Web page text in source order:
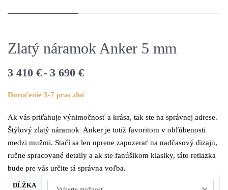
Zlatý náramok Anker 5 mm
3 410 € 3 690 €
Doručenie 3-7 prac.dní
Ak vás priťahuje výnimočnosť a krása, tak ste na správnej adrese.
Štýlový zlatý náramok Anker je totiž favoritom v obľúbenosti
medzi mužmi. Stačí sa len uprene zapozerať na nadčasový dizajn,
ručne spracované detaily a ak ste fanúšikom klasiky, táto retiazka
bude pre vás určite tá správna voľba.
DĹŽKA